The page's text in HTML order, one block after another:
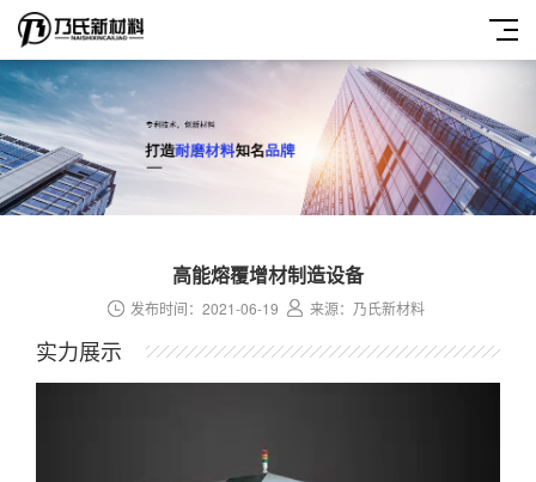
高能熔覆增材制造设备
发布时间：2021-06-19 来源：乃氏新材料
实力展示